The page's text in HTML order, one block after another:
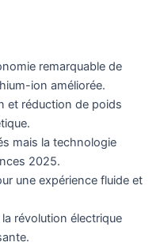
remarquable de
ion améliorée.
et réduction de poids
mais la technologie
2025.
une expérience fluide et
révolution électrique